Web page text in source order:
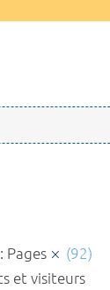
Pages
(92)
et visiteurs